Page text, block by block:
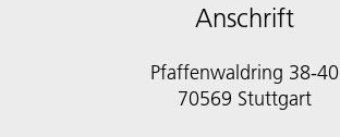
Anschrift
Pfaffenwaldring 38-40
70569 Stuttgart